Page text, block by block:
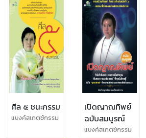
ศีล ๕ ชนะกรรม
แบงค์สเกตช์กรรม
เปิดญาณทิพย์
ฉบับสมบูรณ์
แบงค์สเกตช์กรรม